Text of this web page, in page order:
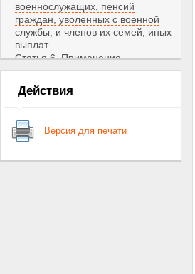
военнослужащих, пенсий
граждан, уволенных с военной
службы, и членов их семей, иных
выплат
Статья 6. Применение
законодательных и иных
нормативных правовых актов
Российской Федерации и
иных нормативных правовых
актов Союза ССР
настоящего Федерального
Действия
Версия для печати